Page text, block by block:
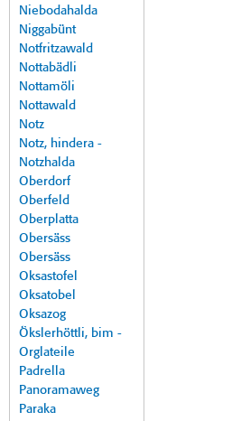
Niebodahalda
Niggabünt
Notfritzawald
Nottabädli
Nottamöli
Nottawald
Notz
Notz, hindera -
Notzhalda
Oberdorf
Oberfeld
Oberplatta
Obersäss
Obersäss
Oksastofel
Oksatobel
Oksazog
Ökslerhöttli, bim -
Orglateile
Padrella
Panoramaweg
Paraka